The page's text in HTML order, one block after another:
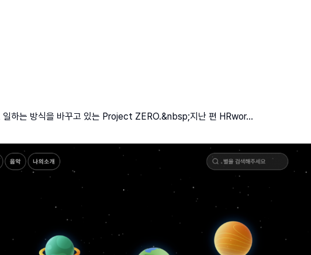
일하는 방식을 바꾸고 있는 Project ZERO.&nbsp;지난 편 HRwor...